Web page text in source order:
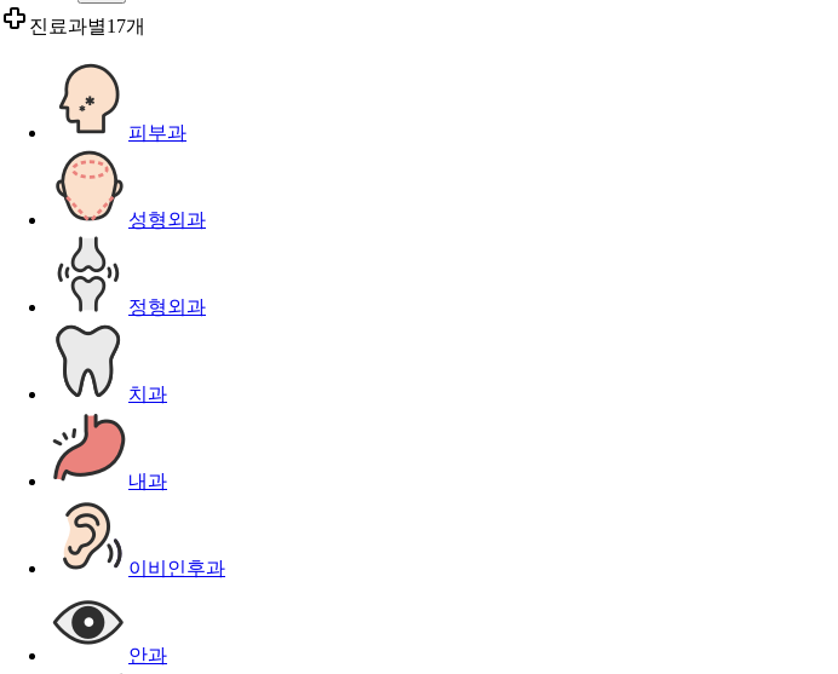
진료과별17개
피부과
성형외과
정형외과
치과
내과
이비인후과
안과